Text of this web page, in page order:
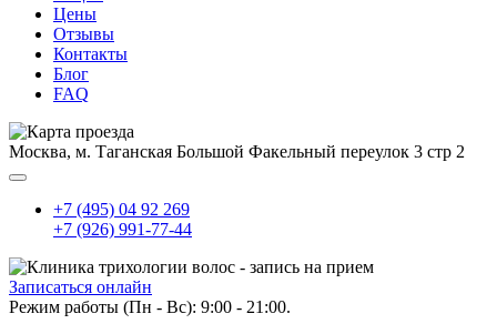
Цены
Отзывы
Контакты
Блог
FAQ
Москва, м. Таганская Большой Факельный переулок 3 стр 2
+7 (495) 04 92 269
+7 (926) 991-77-44
Записаться онлайн
Режим работы (Пн - Вс): 9:00 - 21:00.